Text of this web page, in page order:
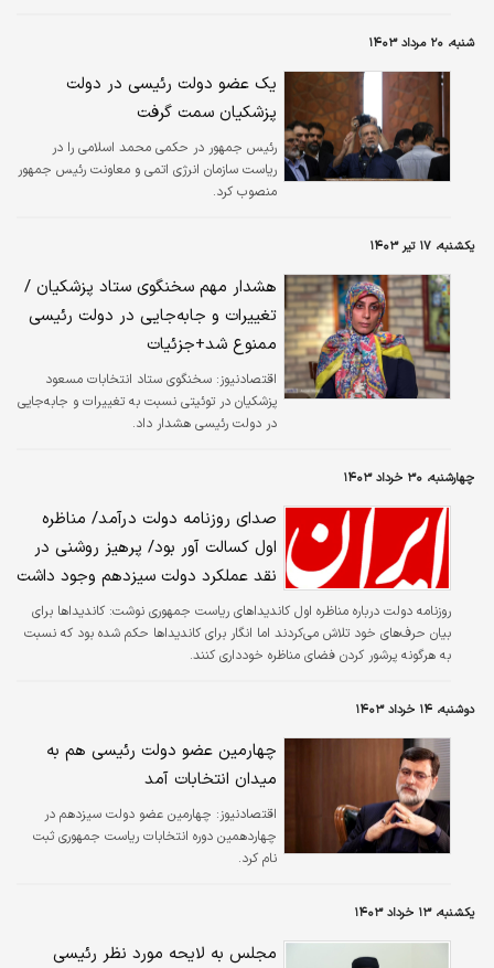
شنبه، ۲۰ مرداد ۱۴۰۳
یک عضو دولت رئیسی در دولت
پزشکیان سمت گرفت
رئیس جمهور در حکمی محمد اسلامی را در
ریاست سازمان انرژی اتمی و معاونت رئیس جمهور
منصوب کرد.
یکشنبه، ۱۷ تیر ۱۴۰۳
هشدار مهم سخنگوی ستاد پزشکیان /
تغییرات و جابه‌جایی در دولت رئیسی
ممنوع شد+جزئیات
اقتصادنیوز: سخنگوی ستاد انتخابات مسعود
پزشکیان در توئیتی نسبت به تغییرات و جابه‌جایی
در دولت رئیسی هشدار داد.
چهارشنبه، ۳۰ خرداد ۱۴۰۳
صدای روزنامه دولت درآمد/ مناظره
اول کسالت آور بود/ پرهیز روشنی در
نقد عملکرد دولت سیزدهم وجود داشت
روزنامه دولت درباره مناظره اول کاندیداهای ریاست جمهوری نوشت: کاندیداها برای
بیان حرف‌های خود تلاش می‌کردند اما انگار برای کاندیداها حکم شده بود که نسبت
به هرگونه پرشور کردن فضای مناظره خودداری کنند.
دوشنبه، ۱۴ خرداد ۱۴۰۳
چهارمین عضو دولت رئیسی هم به
میدان انتخابات آمد
اقتصادنیوز: چهارمین عضو دولت سیزدهم در
چهاردهمین دوره انتخابات ریاست جمهوری ثبت
نام کرد.
یکشنبه، ۱۳ خرداد ۱۴۰۳
مجلس به لایحه مورد نظر رئیسی